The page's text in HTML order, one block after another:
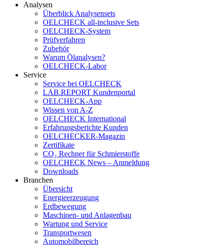
Analysen
Überblick Analysensets
OELCHECK all-inclusive Sets
OELCHECK-System
Prüfverfahren
Zubehör
Warum Ölanalysen?
OELCHECK-Labor
Service
Service bei OELCHECK
LAB.REPORT Kundenportal
OELCHECK-App
Wissen von A-Z
OELCHECK International
Erfahrungsberichte Kunden
OELCHECKER-Magazin
Zertifikate
CO₂ Rechner für Schmierstoffe
OELCHECK News – Anmeldung
Downloads
Branchen
Übersicht
Energieerzeugung
Erdbewegung
Maschinen- und Anlagenbau
Wartung und Service
Transportwesen
Automobilbereich